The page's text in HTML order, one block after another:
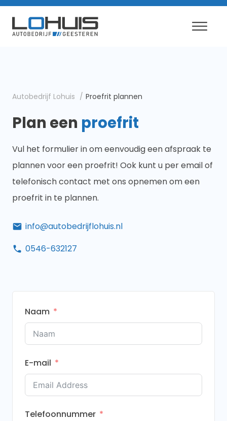
Autobedrijf Lohuis Proefrit plannen
Plan een proefrit
Vul het formulier in om eenvoudig een afspraak te
plannen voor een proefrit! Ook kunt u per email of
telefonisch contact met ons opnemen om een
proefrit in te plannen.
info@autobedrijflohuis.nl
0546-632127
Naam
E-mail
Telefoonnummer